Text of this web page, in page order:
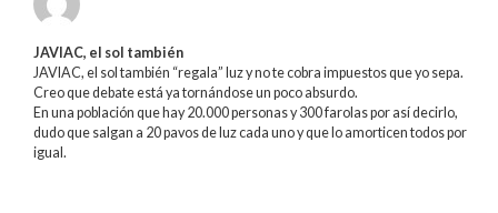
JAVIAC, el sol también
JAVIAC, el sol también “regala” luz y no te cobra impuestos que yo sepa.
Creo que debate está ya tornándose un poco absurdo.
En una población que hay 20.000 personas y 300 farolas por así decirlo,
dudo que salgan a 20 pavos de luz cada uno y que lo amorticen todos por
igual.